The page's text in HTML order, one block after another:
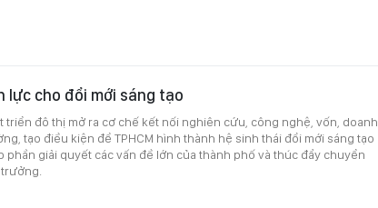
lực cho đổi mới sáng tạo
triển đô thị mở ra cơ chế kết nối nghiên cứu, công nghệ, vốn, doanh
tạo điều kiện để TPHCM hình thành hệ sinh thái đổi mới sáng tạo
phần giải quyết các vấn đề lớn của thành phố và thúc đẩy chuyển